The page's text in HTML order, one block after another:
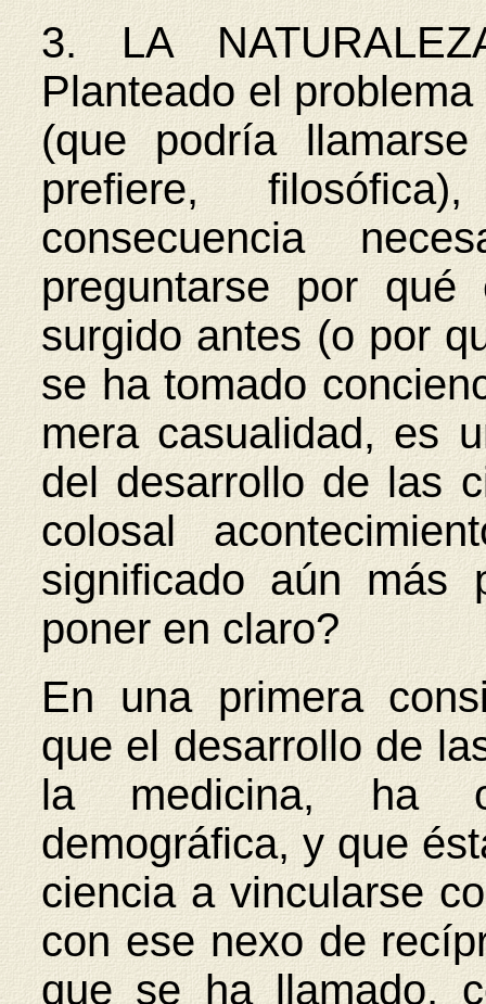
3. LA
Planteado el
(que podría
prefiere,
consecuencia
preguntarse por
surgido antes (o por
se ha tomado
mera casualidad, es
del desarrollo de las
colosal
significado aún más
poner en claro?
En una primera
que el desarrollo de
la medicina, ha
demográfica, y que
ciencia a vincularse
con ese nexo de
que se ha llamado,